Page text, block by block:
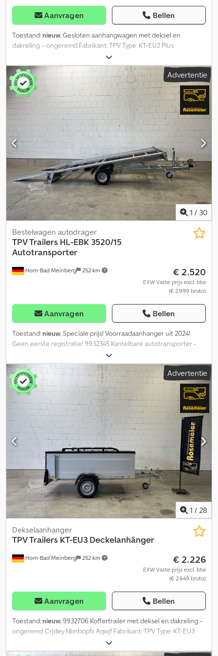
en technische gegevens licht afwijken. Wijzigingen en fouten
voorbehouden!Aanvragen Bellen
Toestand: nieuw, Gesloten aanhangwagen met deksel en
dakreling – ongeremd Fabrikant: TPV Type: KT-EU2 Plus
Binnenafmetingen: ca. 2020 x 1075 x 1020 mm Buitenafmetingen:
ca. 2960 x 1520 x 1665 mm Toegestane totaalgewicht: 750 kg
Leeggewicht: ca. 266 kg Cedpfxsy Nbn Uo Aqwerf Laadvermogen:
ca. 484 kg (laadvermorgen kan variëren afhankelijk van uitrusting
en constructie) Deksel van zwart poedergecoat staal,
spatwaterdicht 2 gasdrukveren vergemakkelijken het openen en
sluiten van het deksel Deksel draagvermogen: open 20 kg,
gesloten 75 kg Zijwanden van verzinkt staalplaat Ongeremd
Enkelasser 2 steunpoten achter 4 stevige sjorogen Achterdeur
scharnierend rechts Neuswiel 13-polige stekker Inclusief
voertuigpapieren Optionele uitrustingen voor deze aanhanger:
Diefstalbeveiliging Reservewiel incl. houder Fietsendrager op
deksel gemonteerd * Kentekenregistratie van uw nieuwe
aanhanger bij het RDW
Advertentie
1 / 30
Horn-Bad Meinberg 252 km
Bestelwagen autodrager
TPV Trailers HL-EBK 3520/15
Autotransporter
€ 2.520
EXW Vaste prijs excl. btw
(€ 2.999 bruto)
Aanvragen Bellen
Toestand: nieuw, Speciale prijs! Voorraadaanhanger uit 2024!
Geen eerste registratie! 9932345 Kantelbare autotransporter -
Smart aanhanger Fabrikant: TPV Type: HL-EBK 3520/15
Afmetingen: 3500 x 2000 mm (L x B) Kantelbare kleine
voertuigtransporter Toegestane totaalgewicht: 1500 kg
Leeggewicht: 465 kg Laadvermogen: 1035 kg (het laadvermogen
kan variëren afhankelijk van uitrusting en constructie) Credpsy
Nbnzefx Aqwof Volbad verzinkte dissel met langsliggerchassis
Kantelbaar laadoppervlak - met vlakke oprijhoek en 2 stabiele
stalen oprijplaten Gasdrukveren om het kippen en neerlaten van
het laadoppervlak te vergemakkelijken Oplooprem met
automatische achteruitrijfunctie Geperforeerde rijbaan - ideaal
voor het bevestigen van spanbanden Voorbereiding voor
lierconsole, optioneel links of rechts te plaatsen Automatisch
steunwiel 13-polige stekker Inclusief voertuigpapieren
Aanvullende opties en accessoires voor deze aanhanger:
Wielstopper (veiligheidsblokken), Lier inclusief lierconsole.
Advertentie
1 / 28
Horn-Bad Meinberg 252 km
Dekselaanhanger
TPV Trailers KT-EU3 Deckelanhänger
€ 2.226
EXW Vaste prijs excl. btw
(€ 2.649 bruto)
Aanvragen Bellen
Toestand: nieuw, 9932706 Koffertrailer met deksel en dakreling –
ongeremd Crjdey Nbnbopfx Aqwjf Fabrikant: TPV Type: KT-EU3
Binnenafmetingen: ca. 2435 x 1235 x 670 mm Buitenafmetingen:
ca. 3560 x 1680 x 1315 mm Toegestane totaalgewicht: 750 kg Ledig